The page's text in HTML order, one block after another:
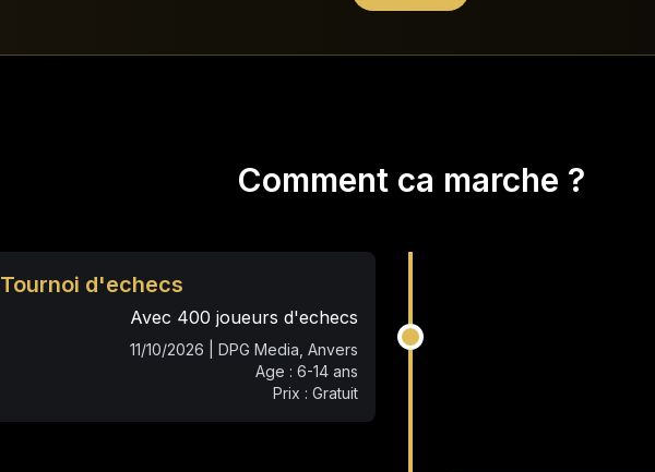
Comment ca marche ?
Tournoi d'echecs
Avec 400 joueurs d'echecs
11/10/2026 | DPG Media, Anvers
Age : 6-14 ans
Prix : Gratuit